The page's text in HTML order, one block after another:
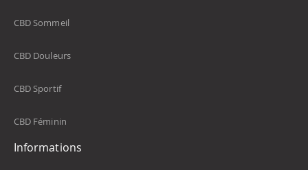
CBD Sommeil
CBD Douleurs
CBD Sportif
CBD Féminin
Informations